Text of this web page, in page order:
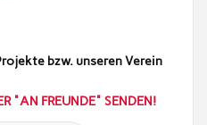
bzw. unseren Verein
"AN FREUNDE" SENDEN!